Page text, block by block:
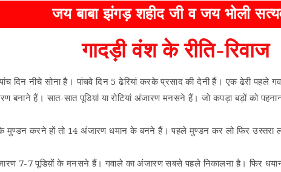
जय बाबा झंगड़ शहीद जी व जय भोली
गादड़ी वंश के रीति-रिवाज
दिन नीचे सोना है। पांचवे दिन 5 ढेरियां करके प्रसाद की देनी हैं। एक ढेरी पहले
बनाने हैं। सात-सात पूडिय़ां या रोटियां अंजारण मनसने हैं। जो कपड़ा बड़ों को
करने हों तो 14 अंजारण धमान के बनने हैं। पहले मुण्डन कर लो फिर उस्तरा
7-7 पूडिय़ों के मनसने हैं। गवाले का अंजारण सबसे पहले निकालना है। फिर